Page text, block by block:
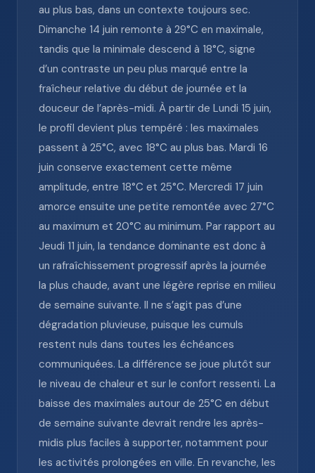
au plus bas, dans un contexte toujours sec.
Dimanche 14 juin remonte à 29°C en maximale,
tandis que la minimale descend à 18°C, signe
d’un contraste un peu plus marqué entre la
fraîcheur relative du début de journée et la
douceur de l’après-midi. À partir de Lundi 15 juin,
le profil devient plus tempéré : les maximales
passent à 25°C, avec 18°C au plus bas. Mardi 16
juin conserve exactement cette même
amplitude, entre 18°C et 25°C. Mercredi 17 juin
amorce ensuite une petite remontée avec 27°C
au maximum et 20°C au minimum. Par rapport au
Jeudi 11 juin, la tendance dominante est donc à
un rafraîchissement progressif après la journée
la plus chaude, avant une légère reprise en milieu
de semaine suivante. Il ne s’agit pas d’une
dégradation pluvieuse, puisque les cumuls
restent nuls dans toutes les échéances
communiquées. La différence se joue plutôt sur
le niveau de chaleur et sur le confort ressenti. La
baisse des maximales autour de 25°C en début
de semaine suivante devrait rendre les après-
midis plus faciles à supporter, notamment pour
les activités prolongées en ville. En revanche, les